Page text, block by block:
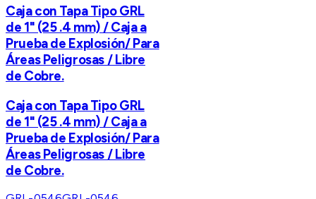
Caja con Tapa Tipo GRL
de 1" (25 .4 mm) / Caja a
Prueba de Explosión/ Para
Áreas Peligrosas / Libre
de Cobre.
Caja con Tapa Tipo GRL
de 1" (25 .4 mm) / Caja a
Prueba de Explosión/ Para
Áreas Peligrosas / Libre
de Cobre.